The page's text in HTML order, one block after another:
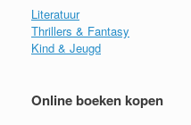
Literatuur
Thrillers & Fantasy
Kind & Jeugd
Online boeken kopen